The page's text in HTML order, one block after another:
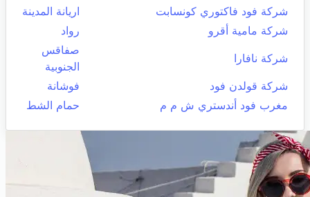
شركة فود فاكتوري كونسابت
اريانة المدينة
شركة مامية أقرو
رواد
شركة نافارا
صفاقس
الجنوبية
شركة قولدن فود
فوشانة
مغرب فود أندستري ش م م
حمام الشط